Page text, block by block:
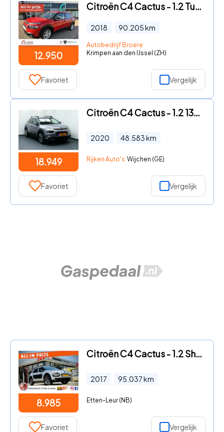
12.950
Citroën C4 Cactus - 1.2 Turbo 110 pk Business EAT-6 Automaat Navigatiesysteem
2018 90.205km
Autobedrijf Broere
Krimpen aan den IJssel (ZH)
Favoriet Vergelijk
18.949
Citroën C4 Cactus - 1.2 130pk Shine Plus. Camera, Navi, Clima, Cruise, StoelVerw
2020 48.583km
Rijken Auto's Wijchen (GE)
Favoriet Vergelijk
8.985
Citroën C4 Cactus - 1.2 Shine | PARKEERSENSOREN | CLIMA | CRUISE
2017 95.037km
Etten-Leur (NB)
Favoriet Vergelijk